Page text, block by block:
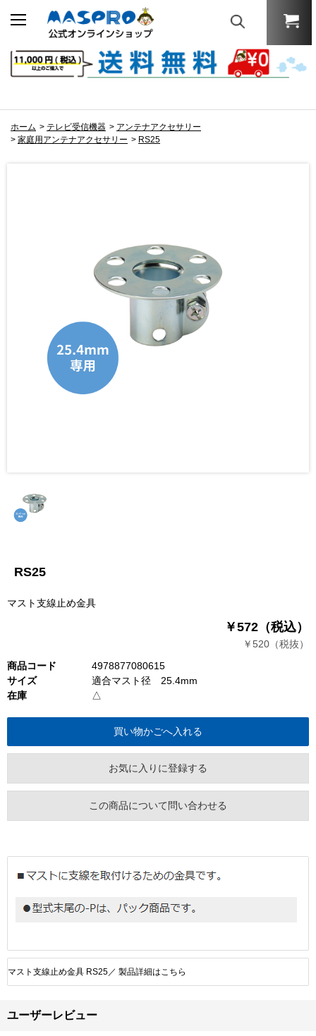
ホーム > テレビ受信機器 > アンテナアクセサリー
> 家庭用アンテナアクセサリー > RS25
RS25
マスト支線止め金具
￥572（税込）
￥520（税抜）
商品コード
4978877080615
サイズ
適合マスト径 25.4mm
在庫
△
お気に入りに登録する
この商品について問い合わせる
マスト支線止め金具 RS25／ 製品詳細はこちら
ユーザーレビュー